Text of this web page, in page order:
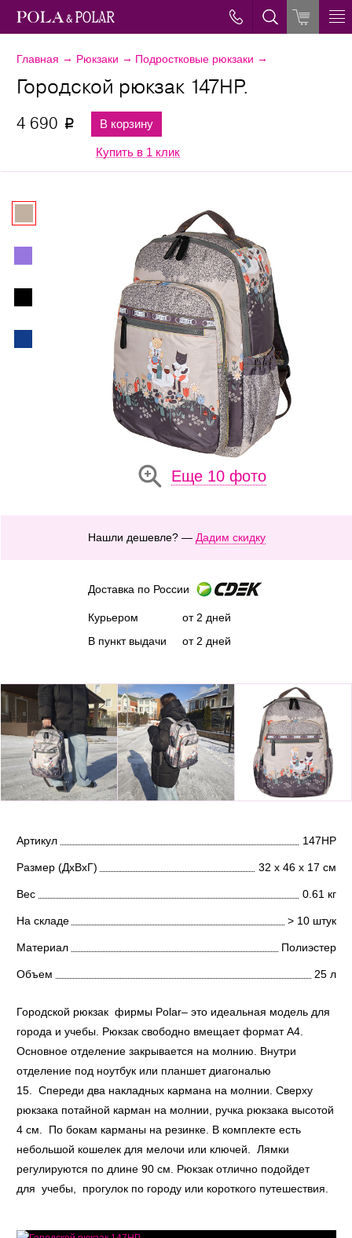
Главная → Рюкзаки → Подростковые рюкзаки →
Еще 10 фото
Городской рюкзак 147НР.
4 690 p В корзину
Купить в 1 клик
Нашли дешевле? — Дадим скидку
Доставка по России
Курьером
В пункт выдачи
от 2 дней
от 2 дней
Артикул 147НР
Размер (ДхВхГ) 32 х 46 х 17 см
Вес 0.61 кг
На складе > 10 штук
Материал Полиэстер
Объем 25 л
Городской рюкзак фирмы Polar– это идеальная модель для
города и учебы. Рюкзак свободно вмещает формат А4.
Основное отделение закрывается на молнию. Внутри
отделение под ноутбук или планшет диагональю
15. Спереди два накладных кармана на молнии. Сверху
рюкзака потайной карман на молнии, ручка рюкзака высотой
4 см. По бокам карманы на резинке. В комплекте есть
небольшой кошелек для мелочи или ключей. Лямки
регулируются по длине 90 см. Рюкзак отлично подойдет
для учебы, прогулок по городу или короткого путешествия.